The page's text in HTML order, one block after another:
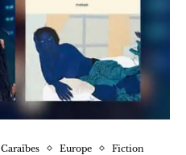
Caraïbes Europe Fiction